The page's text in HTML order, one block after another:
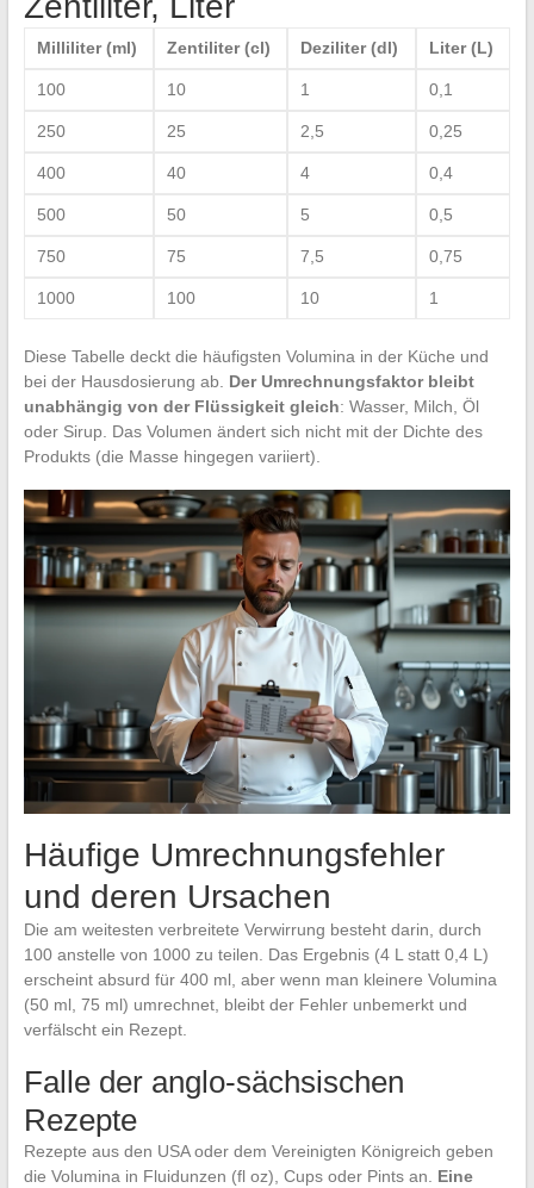
Milliliter (ml) Zentiliter (cl) Deziliter (dl) Liter (L)
100 10 1 0,1
250 25 2,5 0,25
400 40 4 0,4
500 50 5 0,5
750 75 7,5 0,75
1000 100 10 1
Diese Tabelle deckt die häufigsten Volumina in der Küche und
bei der Hausdosierung ab. Der Umrechnungsfaktor bleibt
unabhängig von der Flüssigkeit gleich: Wasser, Milch, Öl
oder Sirup. Das Volumen ändert sich nicht mit der Dichte des
Produkts (die Masse hingegen variiert).
Häufige Umrechnungsfehler
und deren Ursachen
Die am weitesten verbreitete Verwirrung besteht darin, durch
100 anstelle von 1000 zu teilen. Das Ergebnis (4 L statt 0,4 L)
erscheint absurd für 400 ml, aber wenn man kleinere Volumina
(50 ml, 75 ml) umrechnet, bleibt der Fehler unbemerkt und
verfälscht ein Rezept.
Falle der anglo-sächsischen
Rezepte
Rezepte aus den USA oder dem Vereinigten Königreich geben
die Volumina in Fluidunzen (fl oz), Cups oder Pints an. Eine